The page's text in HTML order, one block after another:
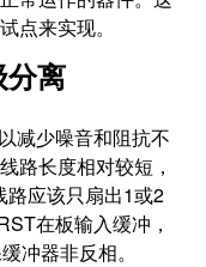
点来实现。
分离
减少噪音和阻抗不
路长度相对较短，
路应该只扇出1或2
在板输入缓冲，
冲器非反相。